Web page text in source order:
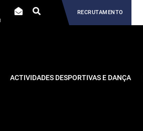
RECRUTAMENTO
ACTIVIDADES DESPORTIVAS E DANÇA